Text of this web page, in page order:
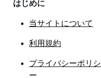
はじめに
当サイトについて
利用規約
プライバシーポリシ
ー